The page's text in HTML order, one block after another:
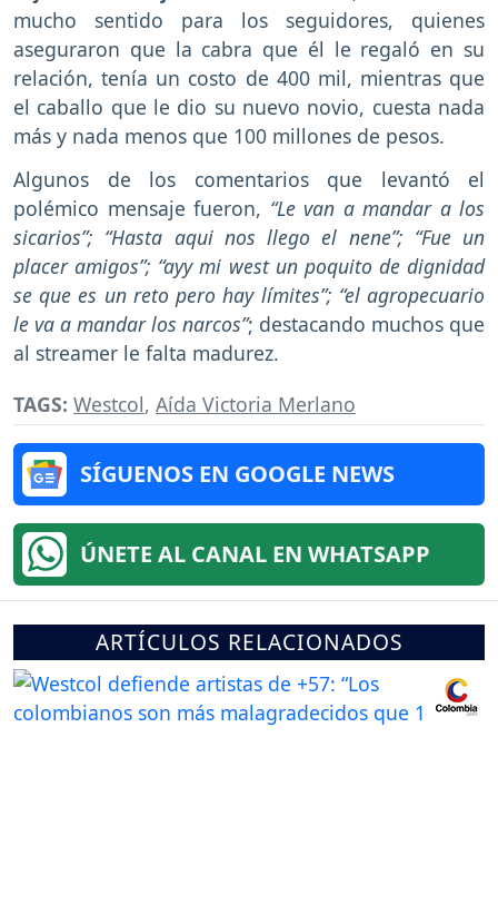
mucho sentido para los seguidores, quienes
aseguraron que la cabra que él le regaló en su
relación, tenía un costo de 400 mil, mientras que
el caballo que le dio su nuevo novio, cuesta nada
más y nada menos que 100 millones de pesos.
Algunos de los comentarios que levantó el
polémico mensaje fueron, “Le van a mandar a los
sicarios”; “Hasta aqui nos llego el nene”; “Fue un
placer amigos”; “ayy mi west un poquito de dignidad
se que es un reto pero hay límites”; “el agropecuario
le va a mandar los narcos”; destacando muchos que
al streamer le falta madurez.
TAGS: Westcol, Aída Victoria Merlano
SÍGUENOS EN GOOGLE NEWS
ÚNETE AL CANAL EN WHATSAPP
ARTÍCULOS RELACIONADOS